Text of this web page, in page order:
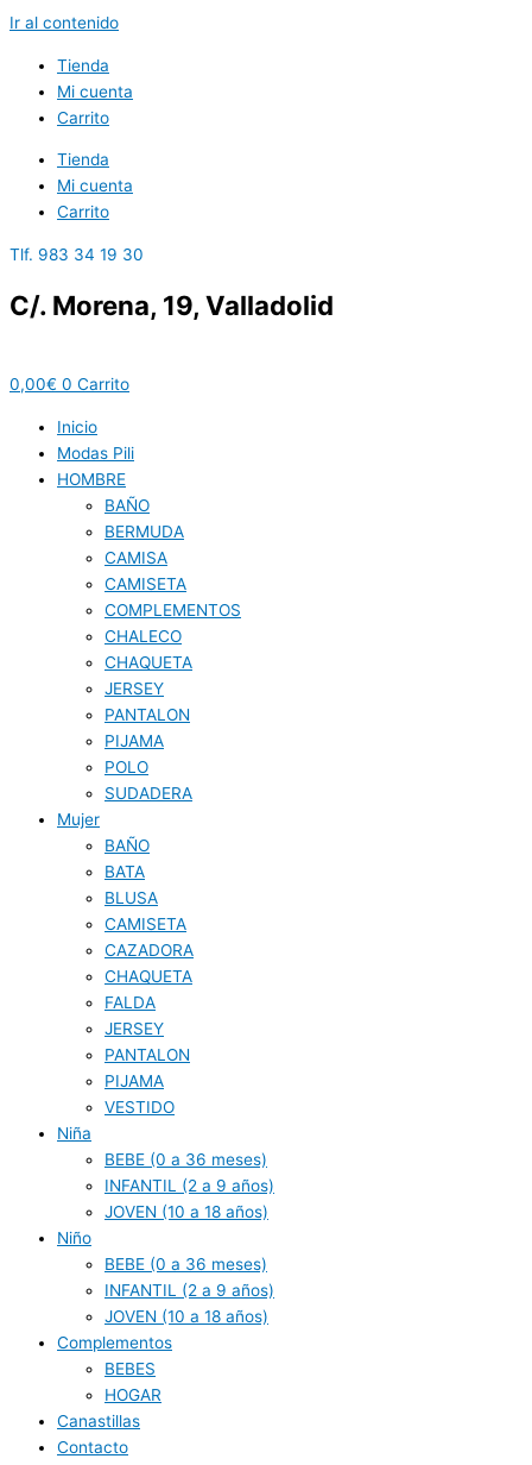
Ir al contenido
Tienda
Mi cuenta
Carrito
Tienda
Mi cuenta
Carrito
Tlf. 983 34 19 30
C/. Morena, 19, Valladolid
0,00€ 0 Carrito
Inicio
Modas Pili
HOMBRE
BAÑO
BERMUDA
CAMISA
CAMISETA
COMPLEMENTOS
CHALECO
CHAQUETA
JERSEY
PANTALON
PIJAMA
POLO
SUDADERA
Mujer
BAÑO
BATA
BLUSA
CAMISETA
CAZADORA
CHAQUETA
FALDA
JERSEY
PANTALON
PIJAMA
VESTIDO
Niña
BEBE (0 a 36 meses)
INFANTIL (2 a 9 años)
JOVEN (10 a 18 años)
Niño
BEBE (0 a 36 meses)
INFANTIL (2 a 9 años)
JOVEN (10 a 18 años)
Complementos
BEBES
HOGAR
Canastillas
Contacto